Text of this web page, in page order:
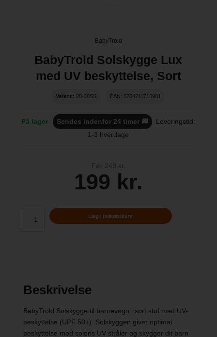
BabyTrold
BabyTrold Solskygge Lux
med UV beskyttelse, Sort
Varenr.: 20-30SS EAN: 5704211710981
På lager Sendes indenfor 24 timer 🚚
Leveringstid:
1-3 hverdage
Før 249 kr.
199 kr.
Beskrivelse
BabyTrold Solskygge til barnevogn i sort stof med UV-
beskyttelse (UPF 50+). Solskyggen giver optimal
beskyttelse mod solens UV stråler og skygger dit barn